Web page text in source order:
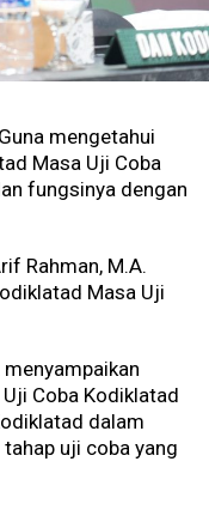
mengetahui
Masa Uji Coba
fungsinya dengan
Rahman, M.A.
Masa Uji
Coba Kodiklatad
dalam
uji coba yang